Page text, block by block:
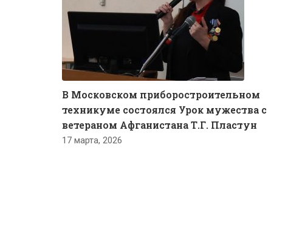
В Московском приборостроительном
техникуме состоялся Урок мужества с
ветераном Афганистана Т.Г. Пластун
17 марта, 2026